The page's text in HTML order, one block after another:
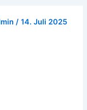
/14. Juli 2025